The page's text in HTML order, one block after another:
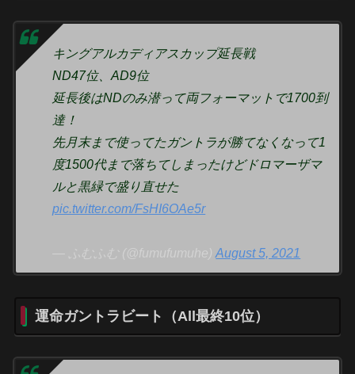
キングアルカディアスカップ延長戦
ND47位、AD9位
延長後はNDのみ潜って両フォーマットで1700到
達！
先月末まで使ってたガントラが勝てなくなって1
度1500代まで落ちてしまったけどドロマーザマ
ルと黒緑で盛り直せた
pic.twitter.com/FsHI6OAe5r
— ふむふむ (@fumufumuhe)August 5, 2021
運命ガントラビート（All最終10位）